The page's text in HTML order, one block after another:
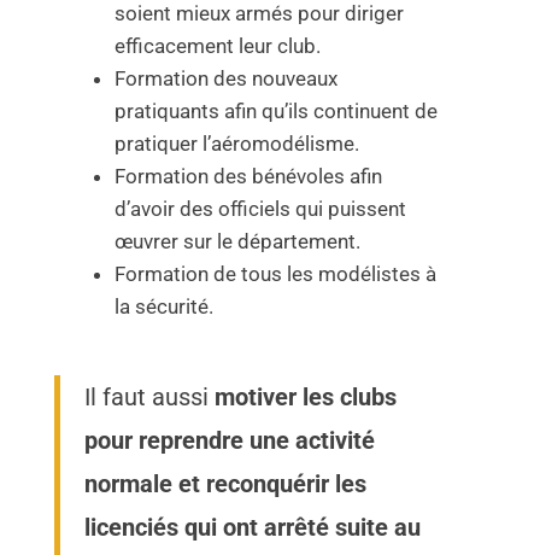
soient mieux armés pour diriger
efficacement leur club.
Formation des nouveaux
pratiquants afin qu’ils continuent de
pratiquer l’aéromodélisme.
Formation des bénévoles afin
d’avoir des officiels qui puissent
œuvrer sur le département.
Formation de tous les modélistes à
la sécurité.
Il faut aussi motiver les clubs
pour reprendre une activité
normale et reconquérir les
licenciés qui ont arrêté suite au